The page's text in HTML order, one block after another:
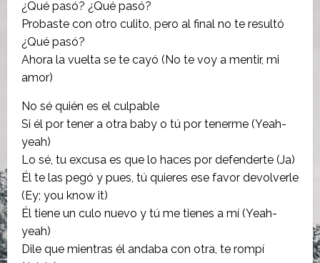
¿Qué pasó? ¿Qué pasó?
Probaste con otro culito, pero al final no te resultó
¿Qué pasó?
Ahora la vuelta se te cayó (No te voy a mentir, mi
amor)
No sé quién es el culpable
Si él por tener a otra baby o tú por tenerme (Yeah-
yeah)
Lo sé, tu excusa es que lo haces por defenderte (Ja)
Él te las pegó y pues, tú quieres ese favor devolverle
(Ey; you know it)
Él tiene un culo nuevo y tú me tienes a mí (Yeah-
yeah)
Dile que mientras él andaba con otra, te rompí